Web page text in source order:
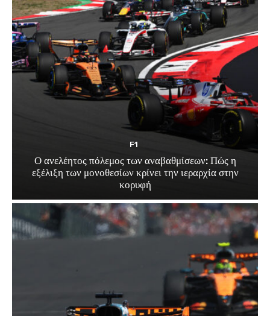
F1
Ο ανελέητος πόλεμος των αναβαθμίσεων: Πώς η
εξέλιξη των μονοθεσίων κρίνει την ιεραρχία στην
κορυφή